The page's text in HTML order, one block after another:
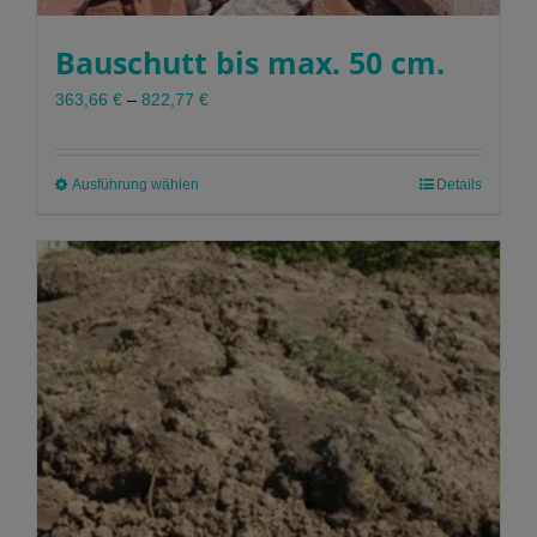
Bauschutt bis max. 50 cm.
363,66 € – 822,77 €
Ausführung wählen
weist
mehrere
Varianten
auf.
Die
Optionen
können
auf
der
Produktseite
gewählt
Details